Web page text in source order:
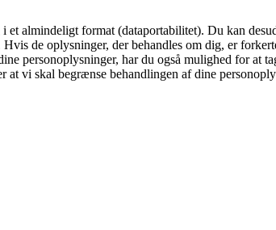
almindeligt format (dataportabilitet). Du kan
de oplysninger, der behandles om dig, er
personoplysninger, har du også mulighed for at
vi skal begrænse behandlingen af dine